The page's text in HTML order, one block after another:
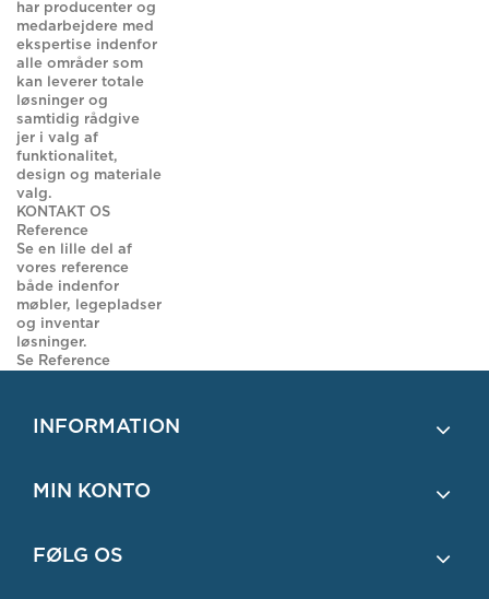
har producenter og
medarbejdere med
ekspertise indenfor
alle områder som
kan leverer totale
løsninger og
samtidig rådgive
jer i valg af
funktionalitet,
design og materiale
valg.
KONTAKT OS
Reference
Se en lille del af
vores reference
både indenfor
møbler, legepladser
og inventar
løsninger.
Se Reference
INFORMATION
MIN KONTO
FØLG OS